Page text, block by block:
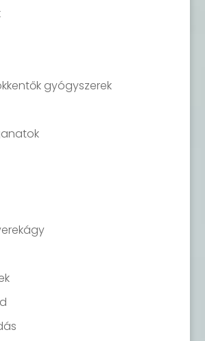
gyógyszerek